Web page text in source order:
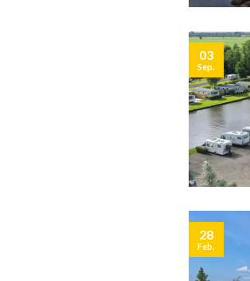
03
Sep.
28
Feb.